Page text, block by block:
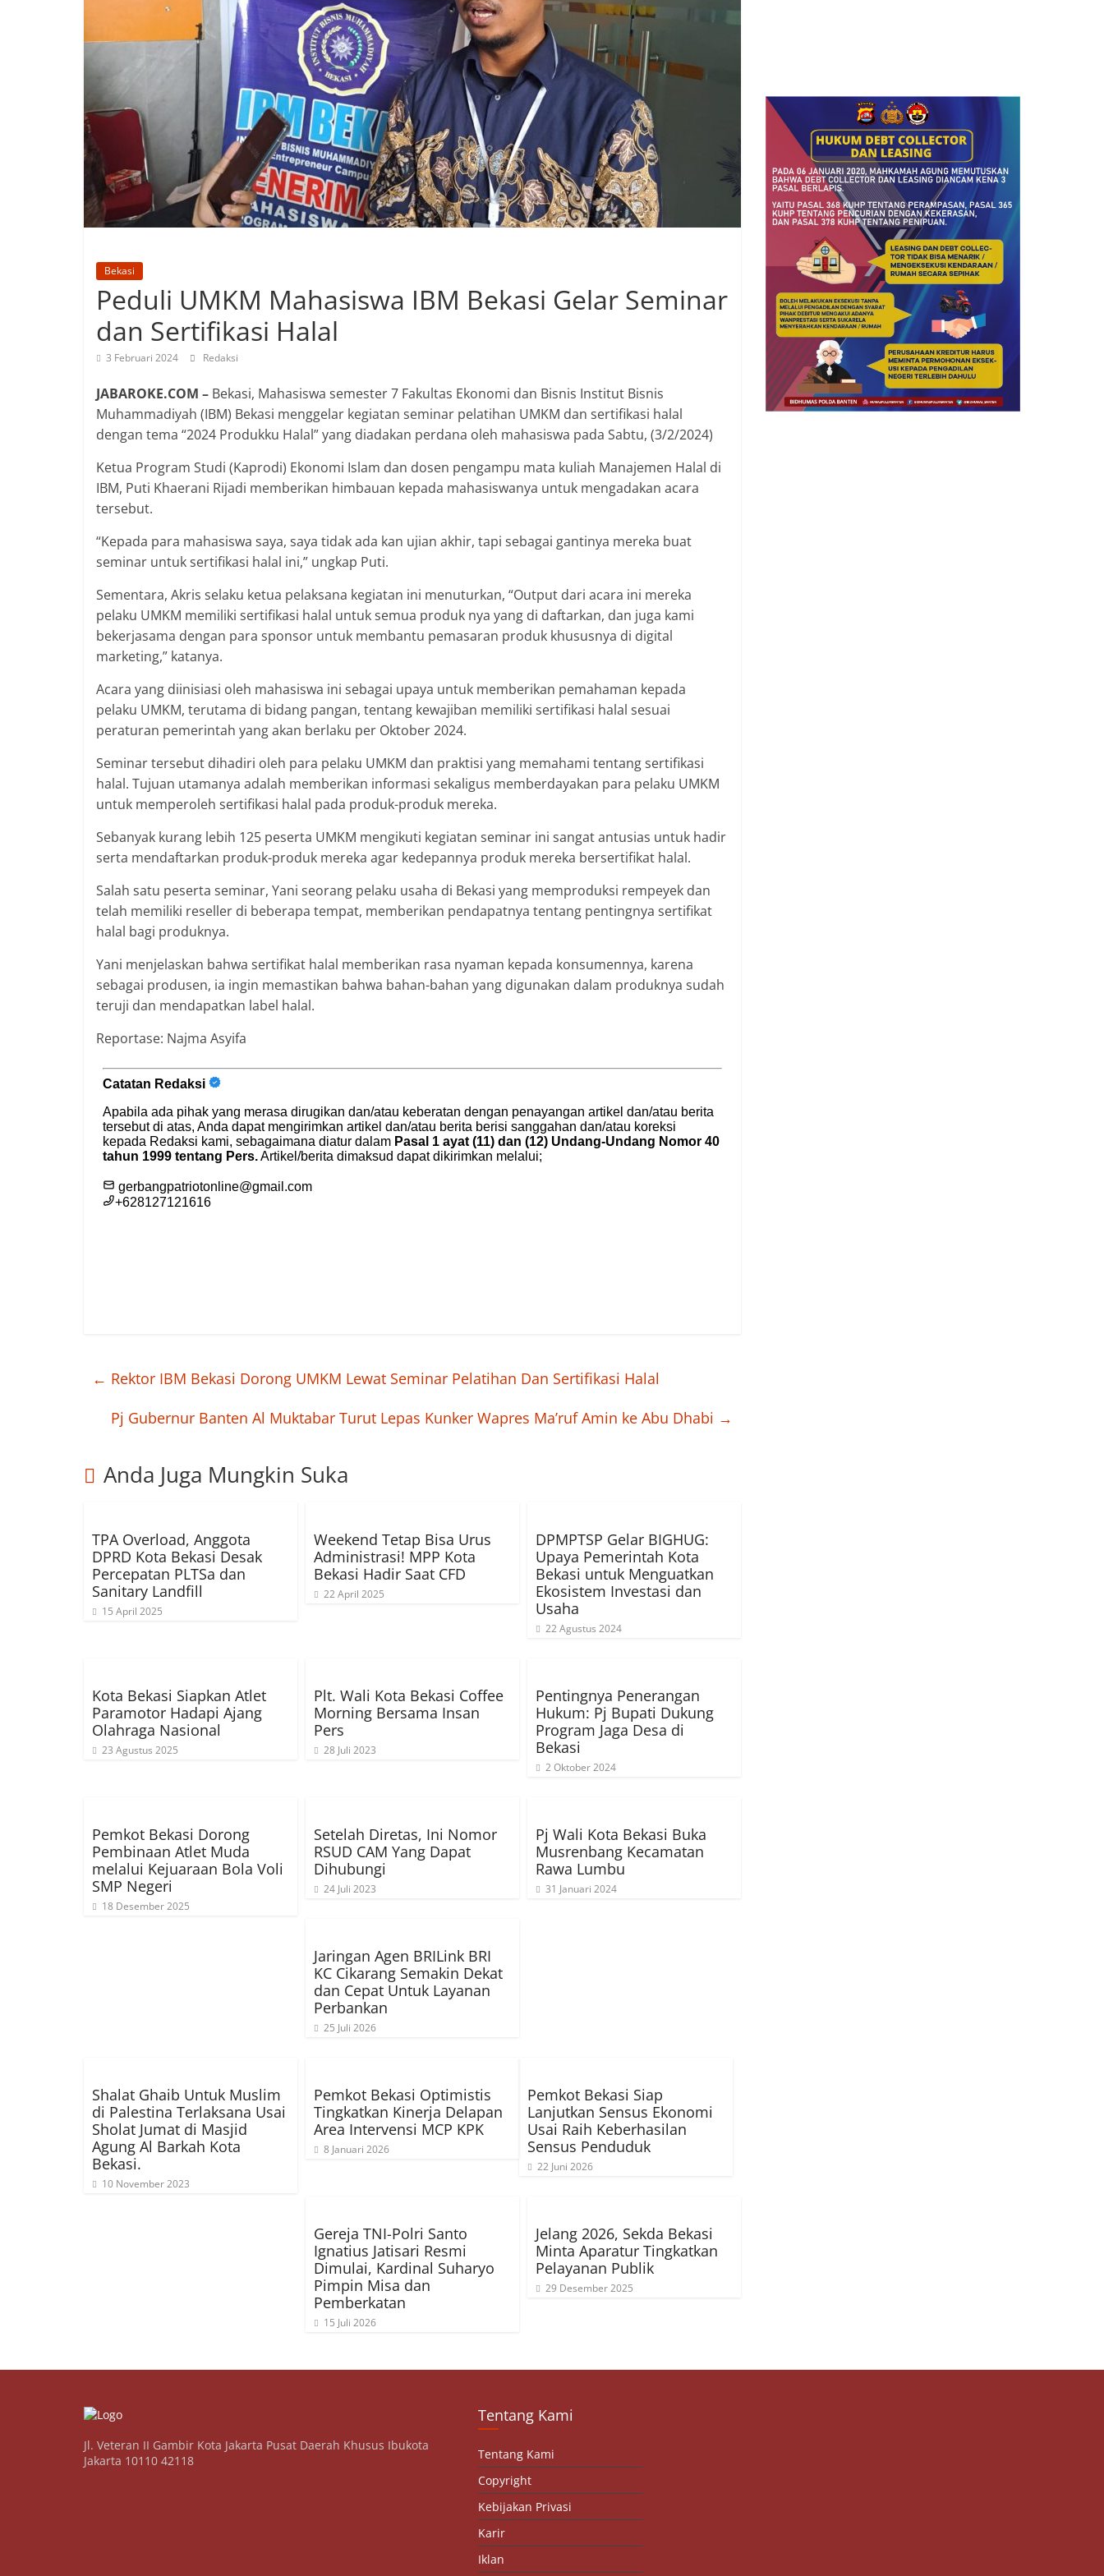
Bekasi
Peduli UMKM Mahasiswa IBM Bekasi Gelar Seminar
dan Sertifikasi Halal
3 Februari 2024 Redaksi
JABAROKE.COM – Bekasi, Mahasiswa semester 7 Fakultas Ekonomi dan Bisnis Institut Bisnis
Muhammadiyah (IBM) Bekasi menggelar kegiatan seminar pelatihan UMKM dan sertifikasi halal
dengan tema “2024 Produkku Halal” yang diadakan perdana oleh mahasiswa pada Sabtu, (3/2/2024)
Ketua Program Studi (Kaprodi) Ekonomi Islam dan dosen pengampu mata kuliah Manajemen Halal di
IBM, Puti Khaerani Rijadi memberikan himbauan kepada mahasiswanya untuk mengadakan acara
tersebut.
“Kepada para mahasiswa saya, saya tidak ada kan ujian akhir, tapi sebagai gantinya mereka buat
seminar untuk sertifikasi halal ini,” ungkap Puti.
Sementara, Akris selaku ketua pelaksana kegiatan ini menuturkan, “Output dari acara ini mereka
pelaku UMKM memiliki sertifikasi halal untuk semua produk nya yang di daftarkan, dan juga kami
bekerjasama dengan para sponsor untuk membantu pemasaran produk khususnya di digital
marketing,” katanya.
Acara yang diinisiasi oleh mahasiswa ini sebagai upaya untuk memberikan pemahaman kepada
pelaku UMKM, terutama di bidang pangan, tentang kewajiban memiliki sertifikasi halal sesuai
peraturan pemerintah yang akan berlaku per Oktober 2024.
Seminar tersebut dihadiri oleh para pelaku UMKM dan praktisi yang memahami tentang sertifikasi
halal. Tujuan utamanya adalah memberikan informasi sekaligus memberdayakan para pelaku UMKM
untuk memperoleh sertifikasi halal pada produk-produk mereka.
Sebanyak kurang lebih 125 peserta UMKM mengikuti kegiatan seminar ini sangat antusias untuk hadir
serta mendaftarkan produk-produk mereka agar kedepannya produk mereka bersertifikat halal.
Salah satu peserta seminar, Yani seorang pelaku usaha di Bekasi yang memproduksi rempeyek dan
telah memiliki reseller di beberapa tempat, memberikan pendapatnya tentang pentingnya sertifikat
halal bagi produknya.
Yani menjelaskan bahwa sertifikat halal memberikan rasa nyaman kepada konsumennya, karena
sebagai produsen, ia ingin memastikan bahwa bahan-bahan yang digunakan dalam produknya sudah
teruji dan mendapatkan label halal.
Reportase: Najma Asyifa
← Rektor IBM Bekasi Dorong UMKM Lewat Seminar Pelatihan Dan Sertifikasi Halal
Pj Gubernur Banten Al Muktabar Turut Lepas Kunker Wapres Ma’ruf Amin ke Abu Dhabi →
Anda Juga Mungkin Suka
TPA Overload, Anggota
DPRD Kota Bekasi Desak
Percepatan PLTSa dan
Sanitary Landfill
15 April 2025
Weekend Tetap Bisa Urus
Administrasi! MPP Kota
Bekasi Hadir Saat CFD
22 April 2025
DPMPTSP Gelar BIGHUG:
Upaya Pemerintah Kota
Bekasi untuk Menguatkan
Ekosistem Investasi dan
Usaha
22 Agustus 2024
Kota Bekasi Siapkan Atlet
Paramotor Hadapi Ajang
Olahraga Nasional
23 Agustus 2025
Plt. Wali Kota Bekasi Coffee
Morning Bersama Insan
Pers
28 Juli 2023
Pentingnya Penerangan
Hukum: Pj Bupati Dukung
Program Jaga Desa di
Bekasi
2 Oktober 2024
Pemkot Bekasi Dorong
Pembinaan Atlet Muda
melalui Kejuaraan Bola Voli
SMP Negeri
18 Desember 2025
Setelah Diretas, Ini Nomor
RSUD CAM Yang Dapat
Dihubungi
24 Juli 2023
Pj Wali Kota Bekasi Buka
Musrenbang Kecamatan
Rawa Lumbu
31 Januari 2024
Jaringan Agen BRILink BRI
KC Cikarang Semakin Dekat
dan Cepat Untuk Layanan
Perbankan
25 Juli 2026
Shalat Ghaib Untuk Muslim
di Palestina Terlaksana Usai
Sholat Jumat di Masjid
Agung Al Barkah Kota
Bekasi.
10 November 2023
Pemkot Bekasi Optimistis
Tingkatkan Kinerja Delapan
Area Intervensi MCP KPK
8 Januari 2026
Pemkot Bekasi Siap
Lanjutkan Sensus Ekonomi
Usai Raih Keberhasilan
Sensus Penduduk
22 Juni 2026
Gereja TNI-Polri Santo
Ignatius Jatisari Resmi
Dimulai, Kardinal Suharyo
Pimpin Misa dan
Pemberkatan
15 Juli 2026
Jelang 2026, Sekda Bekasi
Minta Aparatur Tingkatkan
Pelayanan Publik
29 Desember 2025
Jl. Veteran II Gambir Kota Jakarta Pusat Daerah Khusus Ibukota
Jakarta 10110 42118
Tentang Kami
Tentang Kami
Copyright
Kebijakan Privasi
Karir
Iklan